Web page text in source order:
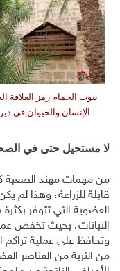
بيوت الحمام رمز العلاقة
الإنسان والحيوان في
لا مستحيل حتى في
من مهمات مهند الصعبة
قابلة للزراعة، وهذا لم
العضوية التي تتوفر
النباتات، بحيث تخفض
وتحافظ على عملية تراكم
من التربة من العناصر